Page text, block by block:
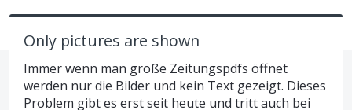
Only pictures are shown
Immer wenn man große Zeitungspdfs öffnet
werden nur die Bilder und kein Text gezeigt. Dieses
Problem gibt es erst seit heute und tritt auch bei